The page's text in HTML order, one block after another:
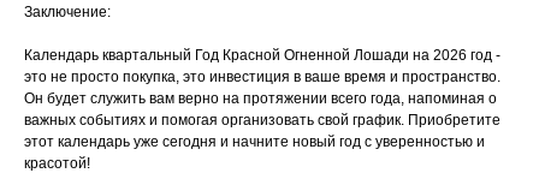
Заключение:
Календарь квартальный Год Красной Огненной Лошади на 2026 год -
это не просто покупка, это инвестиция в ваше время и пространство.
Он будет служить вам верно на протяжении всего года, напоминая о
важных событиях и помогая организовать свой график. Приобретите
этот календарь уже сегодня и начните новый год с уверенностью и
красотой!